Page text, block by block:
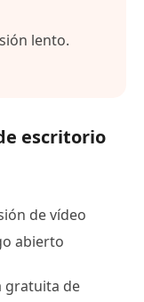
lento.
escritorio
de vídeo
abierto
gratuita de